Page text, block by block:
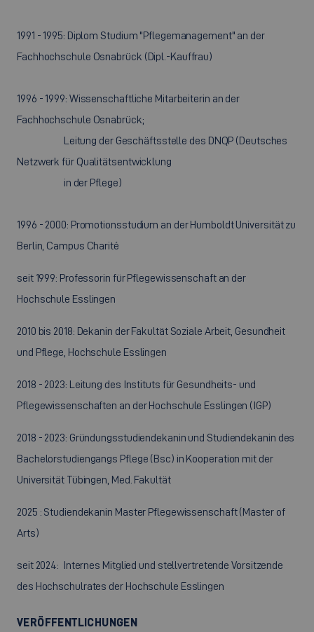
1991 - 1995: Diplom Studium "Pflegemanagement" an der
Fachhochschule Osnabrück (Dipl.-Kauffrau)
1996 - 1999: Wissenschaftliche Mitarbeiterin an der
Fachhochschule Osnabrück;
Leitung der Geschäftsstelle des DNQP (Deutsches
Netzwerk für Qualitätsentwicklung
in der Pflege)
1996 - 2000: Promotionsstudium an der Humboldt Universität zu
Berlin, Campus Charité
seit 1999: Professorin für Pflegewissenschaft an der
Hochschule Esslingen
2010 bis 2018: Dekanin der Fakultät Soziale Arbeit, Gesundheit
und Pflege, Hochschule Esslingen
2018 - 2023: Leitung des Instituts für Gesundheits- und
Pflegewissenschaften an der Hochschule Esslingen (IGP)
2018 - 2023: Gründungsstudiendekanin und Studiendekanin des
Bachelorstudiengangs Pflege (Bsc) in Kooperation mit der
Universität Tübingen, Med. Fakultät
2025 : Studiendekanin Master Pflegewissenschaft (Master of
Arts)
seit 2024: Internes Mitglied und stellvertretende Vorsitzende
des Hochschulrates der Hochschule Esslingen
VERÖFFENTLICHUNGEN